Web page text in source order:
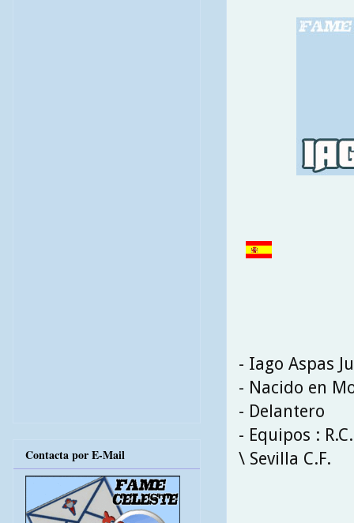
- Iago Aspas
- Nacido en
- Delantero
- Equipos :
\ Sevilla C.F.
Contacta por E-Mail